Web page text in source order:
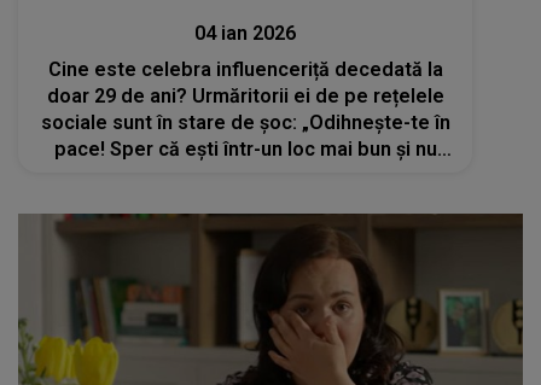
04 ian 2026
Cine este celebra influenceriță decedată la
doar 29 de ani? Urmăritorii ei de pe rețelele
sociale sunt în stare de șoc: „Odihnește-te în
pace! Sper că ești într-un loc mai bun și nu